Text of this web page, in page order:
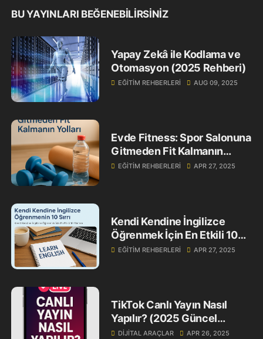
BU YAYINLARI BEĞENEBILIRSINIZ
Yapay Zekâ ile Kodlama ve
Otomasyon (2025 Rehberi)
EĞITIM REHBERLERI AUG 09, 2025
Evde Fitness: Spor Salonuna
Gitmeden Fit Kalmanın
Yolları
EĞITIM REHBERLERI APR 27, 2025
Kendi Kendine İngilizce
Öğrenmek İçin En Etkili 10
Yöntem
EĞITIM REHBERLERI APR 27, 2025
TikTok Canlı Yayın Nasıl
Yapılır? (2025 Güncel
Rehberi)
DIJITAL ARAÇLAR APR 26, 2025